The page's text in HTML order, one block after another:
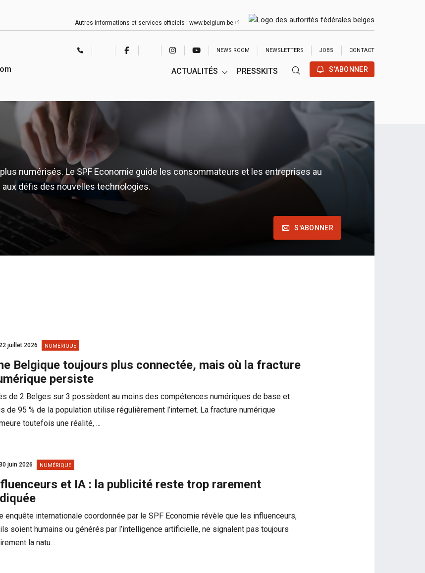
Autres informations et services officiels : www.belgium.be
CONTACT
FACEBOOK LINKEDININSTAGRAMYOUTUBENEWS ROOM NEWSLETTERS JOBS CONTACT
ACTUALITÉS PRESSKITS S'ABONNER
numérisés. Le SPF Economie guide les consommateurs et les entreprises au
défis des nouvelles technologies.
S'ABONNER
22 juillet 2026 NUMÉRIQUE
Belgique toujours plus connectée, mais où la fracture
persiste
de 2 Belges sur 3 possèdent au moins des compétences numériques de base et
de 95 % de la population utilise régulièrement l’internet. La fracture numérique
toutefois une réalité, ...
juin 2026 NUMÉRIQUE
et IA : la publicité reste trop rarement
enquête internationale coordonnée par le SPF Economie révèle que les influenceurs,
soient humains ou générés par l’intelligence artificielle, ne signalent pas toujours
la natu...